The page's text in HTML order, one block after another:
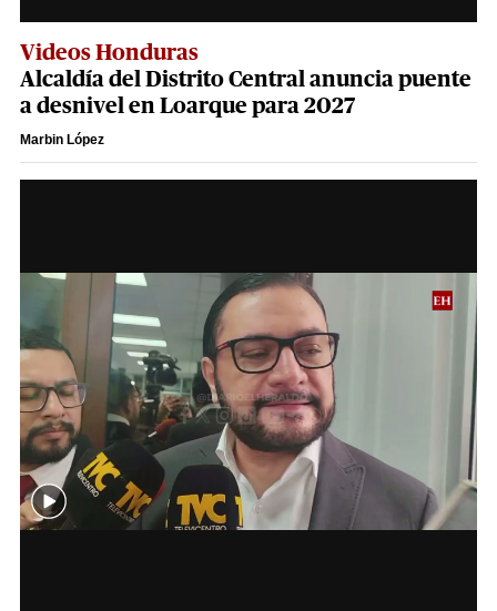
Videos Honduras
Alcaldía del Distrito Central anuncia puente
a desnivel en Loarque para 2027
Marbin López